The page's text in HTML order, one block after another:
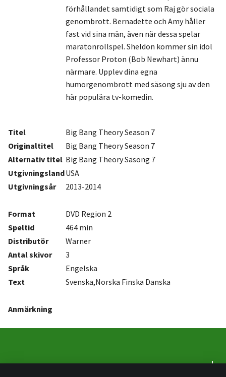
förhållandet samtidigt som Raj gör sociala
genombrott. Bernadette och Amy håller
fast vid sina män, även när dessa spelar
maratonrollspel. Sheldon kommer sin idol
Professor Proton (Bob Newhart) ännu
närmare. Upplev dina egna
humorgenombrott med säsong sju av den
här populära tv-komedin.
Titel
Big Bang Theory Season 7
Originaltitel
Big Bang Theory Season 7
Alternativ titel Big Bang Theory Säsong 7
UtgivningslandUSA
Utgivningsår
2013-2014
Format
DVD Region 2
Speltid
464 min
Distributör
Warner
Antalskivor
3
Språk
Engelska
Text
Svenska,Norska Finska Danska
Anmärkning
Om oss